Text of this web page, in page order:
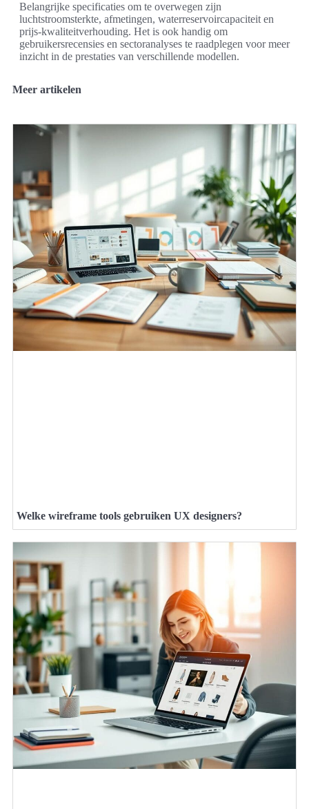
Belangrijke specificaties om te overwegen zijn
luchtstroomsterkte, afmetingen, waterreservoircapaciteit en
prijs-kwaliteitverhouding. Het is ook handig om
gebruikersrecensies en sectoranalyses te raadplegen voor meer
inzicht in de prestaties van verschillende modellen.
Meer artikelen
Welke wireframe tools gebruiken UX designers?